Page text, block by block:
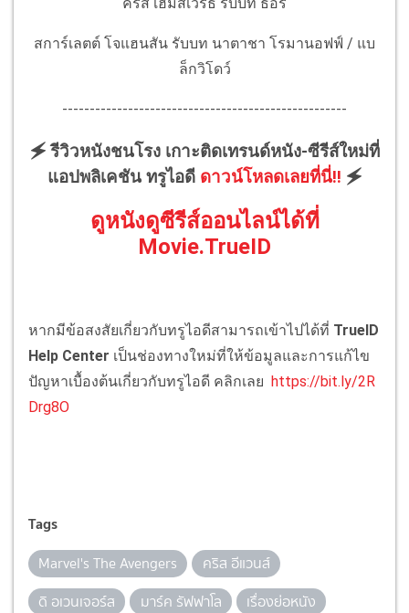
สการ์เลตต์ โจแฮนสัน รับบท นาตาชา โรมานอฟฟ์ / แบ
ล็กวิโดว์
----------------------------------------------------
🗲 รีวิวหนังชนโรง เกาะติดเทรนด์หนัง-ซีรีส์ใหม่ที่
แอปพลิเคชัน ทรูไอดี ดาวน์โหลดเลยที่นี่!! 🗲
ดูหนังดูซีรีส์ออนไลน์ได้ที่
Movie.TrueID
หากมีข้อสงสัยเกี่ยวกับทรูไอดีสามารถเข้าไปได้ที่ TrueID
Help Center เป็นช่องทางใหม่ที่ให้ข้อมูลและการแก้ไข
ปัญหาเบื้องต้นเกี่ยวกับทรูไอดี คลิกเลย https://bit.ly/2R
Drg8O
Tags
Marvel's The Avengers
คริส อีแวนส์
ดิ อเวนเจอร์ส
มาร์ค รัฟฟาโล
เรื่องย่อหนัง